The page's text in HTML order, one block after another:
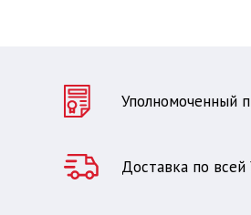
Уполномоченный
Доставка по всей